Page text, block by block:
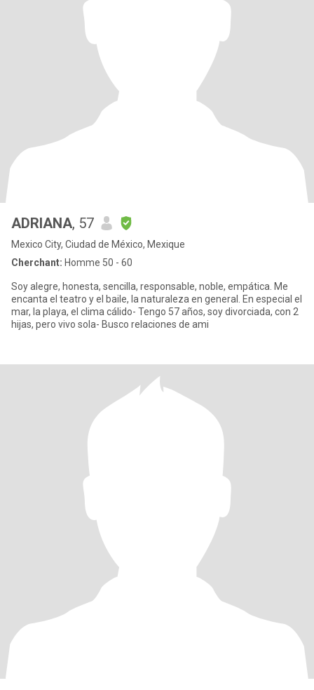
ADRIANA, 57
Mexico City, Ciudad de México, Mexique
Cherchant: Homme 50 - 60
Soy alegre, honesta, sencilla, responsable, noble, empática. Me
encanta el teatro y el baile, la naturaleza en general. En especial el
mar, la playa, el clima cálido- Tengo 57 años, soy divorciada, con 2
hijas, pero vivo sola- Busco relaciones de ami